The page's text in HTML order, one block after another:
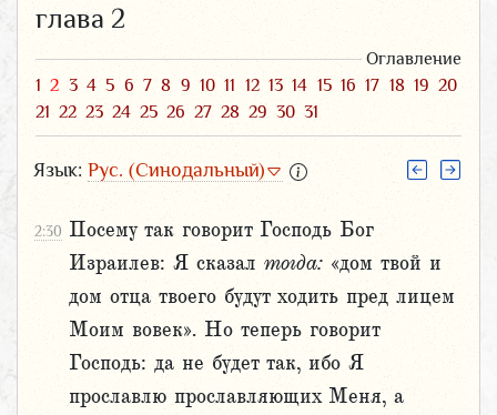
глава 2
Оглавление
1 2 3 4 5 6 7 8 9 10 11 12 13 14 15 16 17 18 19 20
21 22 23 24 25 26 27 28 29 30 31
Язык: Рус. (Синодальный)
2:30 Посему так говорит Господь Бог
Израилев: Я сказал тогда: «дом твой и
дом отца твоего будут ходить пред лицем
Моим вовек». Но теперь говорит
Господь: да не будет так, ибо Я
прославлю прославляющих Меня, а